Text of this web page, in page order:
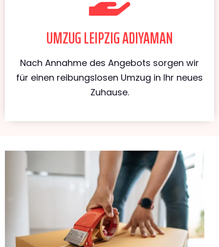
UMZUG LEIPZIG ADIYAMAN
Nach Annahme des Angebots sorgen wir
für einen reibungslosen Umzug in Ihr neues
Zuhause.